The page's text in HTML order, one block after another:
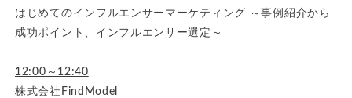
はじめてのインフルエンサーマーケティング ～事例紹介から
成功ポイント、インフルエンサー選定～
12:00～12:40
株式会社FindModel